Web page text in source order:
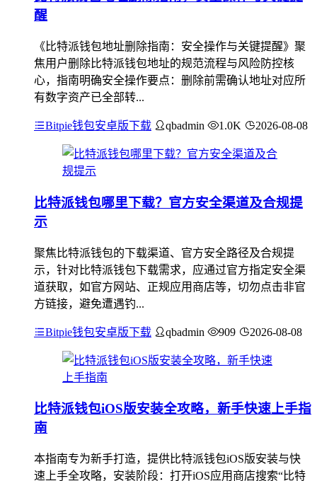
醒
《比特派钱包地址删除指南：安全操作与关键提醒》聚
焦用户删除比特派钱包地址的规范流程与风险防控核
心，指南明确安全操作要点：删除前需确认地址对应所
有数字资产已全部转...
Bitpie钱包安卓版下载 qbadmin 1.0K 2026-08-08
比特派钱包哪里下载？官方安全渠道及合规提
示
聚焦比特派钱包的下载渠道、官方安全路径及合规提
示，针对比特派钱包下载需求，应通过官方指定安全渠
道获取，如官方网站、正规应用商店等，切勿点击非官
方链接，避免遭遇钓...
Bitpie钱包安卓版下载 qbadmin 909 2026-08-08
比特派钱包iOS版安装全攻略，新手快速上手指
南
本指南专为新手打造，提供比特派钱包iOS版安装与快
速上手全攻略，安装阶段：打开iOS应用商店搜索“比特